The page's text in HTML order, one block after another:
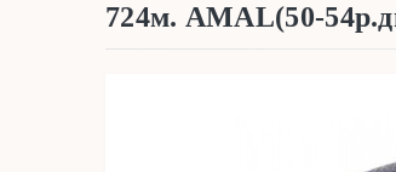
724м. AMAL(50-